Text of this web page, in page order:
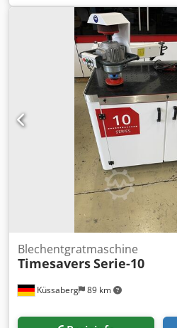
welche ideal geeignet ist um
Gräte zu entfernen, und die
Rotationsbürsten für einen
Kantenverrundung. Codpoznm
Vakuumtransportteppich sind
Visitenkartengröße keine
1350mm Tischöffnung von 0.8-
Frequenzgeregelt und Stufenlos
Geschwindigkeit
Stufenlos einstellbar in Höhe
Achtung!! Auf den Bildern fehlt
noch oben auf die Maschine
Küssaberg 89 km
Blechentgratmaschine
TimesaversSerie-10